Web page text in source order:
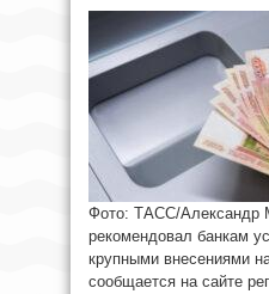
Фото: ТАСС/Александр
рекомендовал банкам
крупными внесениями
сообщается на сайте